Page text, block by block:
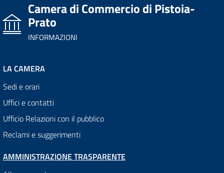
Camera di Commercio di Pistoia-
Prato
INFORMAZIONI
LA CAMERA
Sedi e orari
Uffici e contatti
Ufficio Relazioni con il pubblico
Reclami e suggerimenti
AMMINISTRAZIONE TRASPARENTE